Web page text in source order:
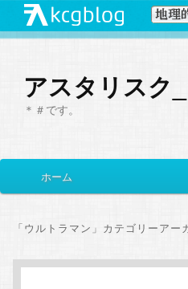
アスタリスク
＊＃です。
イ
メ
ン
サ
コ
ホーム
「ウルトラマン 」カテゴリーアー